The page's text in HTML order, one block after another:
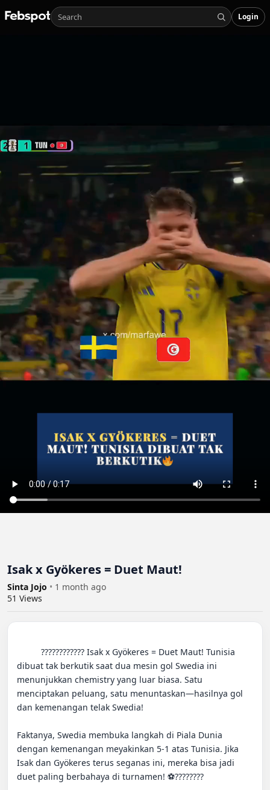
Login
Isak x Gyökeres = Duet Maut!
Sinta Jojo • 1 month ago
51 Views
dibuat tak berkutik saat dua mesin gol Swedia ini
menunjukkan chemistry yang luar biasa. Satu
menciptakan peluang, satu menuntaskan—hasilnya gol
dan kemenangan telak Swedia!
Faktanya, Swedia membuka langkah di Piala Dunia
dengan kemenangan meyakinkan 5-1 atas Tunisia. Jika
Isak dan Gyökeres terus seganas ini, mereka bisa jadi
duet paling berbahaya di turnamen! ⚽️????????